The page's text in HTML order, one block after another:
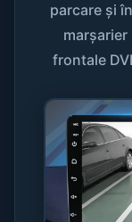
parcare și
marșarier
frontale